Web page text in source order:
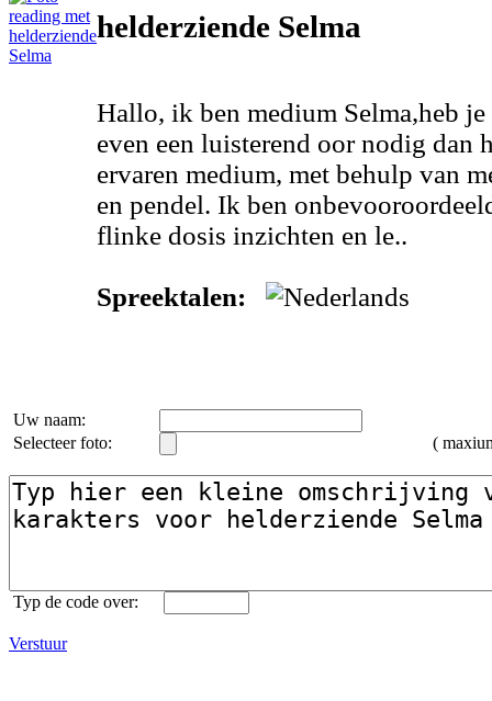
helderziende Selma
Hallo, ik ben medium Selma,heb
even een luisterend oor nodig dan
ervaren medium, met behulp van
en pendel. Ik ben
flinke dosis inzichten en le..
Spreektalen:
Uw naam:
Selecteer foto:
(
Typ de code over:
Verstuur